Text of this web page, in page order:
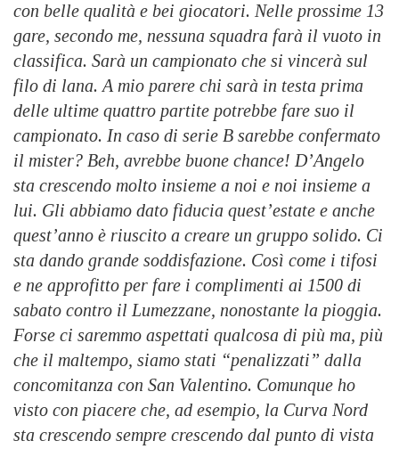
con belle qualità e bei giocatori. Nelle prossime 13
gare, secondo me, nessuna squadra farà il vuoto in
classifica. Sarà un campionato che si vincerà sul
filo di lana. A mio parere chi sarà in testa prima
delle ultime quattro partite potrebbe fare suo il
campionato. In caso di serie B sarebbe confermato
il mister? Beh, avrebbe buone chance! D’Angelo
sta crescendo molto insieme a noi e noi insieme a
lui. Gli abbiamo dato fiducia quest’estate e anche
quest’anno è riuscito a creare un gruppo solido. Ci
sta dando grande soddisfazione. Così come i tifosi
e ne approfitto per fare i complimenti ai 1500 di
sabato contro il Lumezzane, nonostante la pioggia.
Forse ci saremmo aspettati qualcosa di più ma, più
che il maltempo, siamo stati “penalizzati” dalla
concomitanza con San Valentino. Comunque ho
visto con piacere che, ad esempio, la Curva Nord
sta crescendo sempre crescendo dal punto di vista